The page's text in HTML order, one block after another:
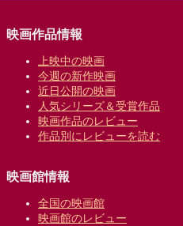
映画作品情報
上映中の映画
今週の新作映画
近日公開の映画
人気シリーズ＆受賞作品
映画作品のレビュー
作品別にレビューを読む
映画館情報
全国の映画館
映画館のレビュー